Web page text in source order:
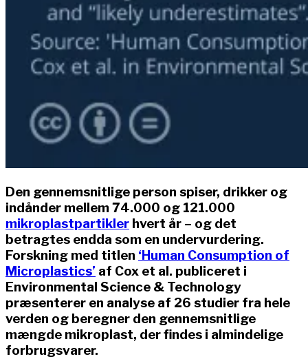
Den gennemsnitlige person spiser, drikker og
indånder mellem 74.000 og 121.000
mikroplastpartikler hvert år – og det
betragtes endda som en undervurdering.
Forskning med titlen ‘Human Consumption of
Microplastics’ af Cox et al. publiceret i
Environmental Science & Technology
præsenterer en analyse af 26 studier fra hele
verden og beregner den gennemsnitlige
mængde mikroplast, der findes i almindelige
forbrugsvarer.